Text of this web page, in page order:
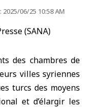
2025/06/25 10:58 AM
des chambres de
villes syriennes
turcs des moyens
et d’élargir les